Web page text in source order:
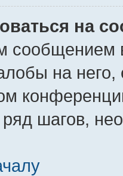
на
на
ряд шагов,